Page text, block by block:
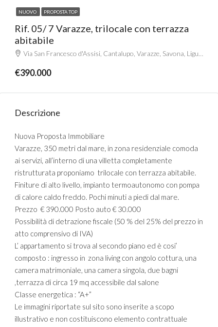
NUOVO PROPOSTA TOP
Rif. 05/ 7 Varazze, trilocale con terrazza
abitabile
Via San Francesco d'Assisi, Cantalupo, Varazze, Savona, Liguria, 17019, Italia
€390.000
Descrizione
Nuova Proposta Immobiliare
Varazze, 350 metri dal mare, in zona residenziale comoda
ai servizi, all’interno di una villetta completamente
ristrutturata proponiamo trilocale con terrazza abitabile.
Finiture di alto livello, impianto termoautonomo con pompa
di calore caldo freddo. Pochi minuti a piedi dal mare.
Prezzo € 390.000 Posto auto € 30.000
Possibilità di detrazione fiscale (50 % del 25% del prezzo in
atto comprensivo di IVA)
L’ appartamento si trova al secondo piano ed è cosi’
composto : ingresso in zona living con angolo cottura, una
camera matrimoniale, una camera singola, due bagni
,terrazza di circa 19 mq accessibile dal salone
Classe energetica : “A+”
Le immagini riportate sul sito sono inserite a scopo
illustrativo e non costituiscono elemento contrattuale